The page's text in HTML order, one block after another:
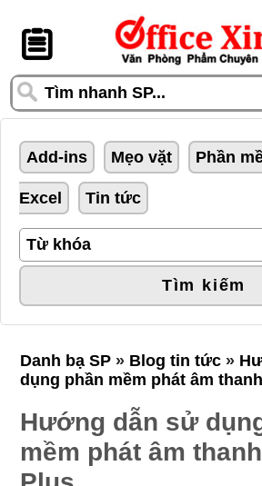
󰆎
Add-ins Mẹo vặt Phần
Excel Tin tức
Tìm kiếm
Danh bạ SP » Blog tin tức »
dụng phần mềm phát âm
Hướng dẫn sử
mềm phát âm